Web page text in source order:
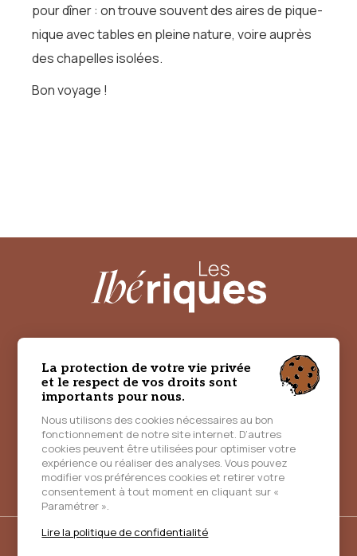
pour dîner : on trouve souvent des aires de pique-
nique avec tables en pleine nature, voire auprès
des chapelles isolées.
Bon voyage !
MAJ / ACTUALITÉS DESTINATION ESPAGNE
À PROPOS CONTACT
MON COMPTE MON PANIER
© 2026 Les Ibériques - Tous droits réservés -
La protection de votre vie privée
et le respect de vos droits sont
importants pour nous.
Nous utilisons des cookies nécessaires au bon
fonctionnement de notre site internet. D’autres
cookies peuvent être utilisées pour optimiser votre
expérience ou réaliser des analyses. Vous pouvez
modifier vos préférences cookies et retirer votre
consentement à tout moment en cliquant sur «
Paramétrer ».
Lire la politique de confidentialité